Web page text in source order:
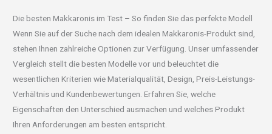
Die besten Makkaronis im Test – So finden Sie das perfekte Modell
Wenn Sie auf der Suche nach dem idealen Makkaronis-Produkt sind,
stehen Ihnen zahlreiche Optionen zur Verfügung. Unser umfassender
Vergleich stellt die besten Modelle vor und beleuchtet die
wesentlichen Kriterien wie Materialqualität, Design, Preis-Leistungs-
Verhältnis und Kundenbewertungen. Erfahren Sie, welche
Eigenschaften den Unterschied ausmachen und welches Produkt
Ihren Anforderungen am besten entspricht.